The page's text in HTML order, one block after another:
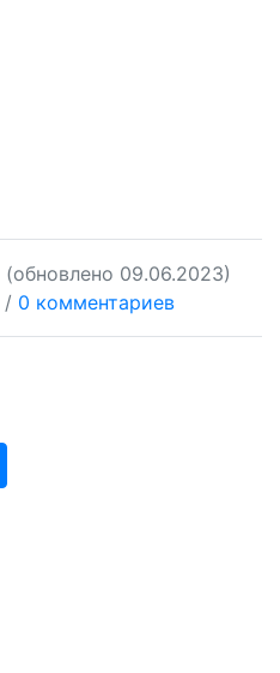
(обновлено 09.06.2023)
/ 0 комментариев